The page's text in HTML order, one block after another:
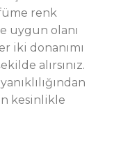
renk
uygun olanı
iki donanımı
alırsınız.
kesinlikle